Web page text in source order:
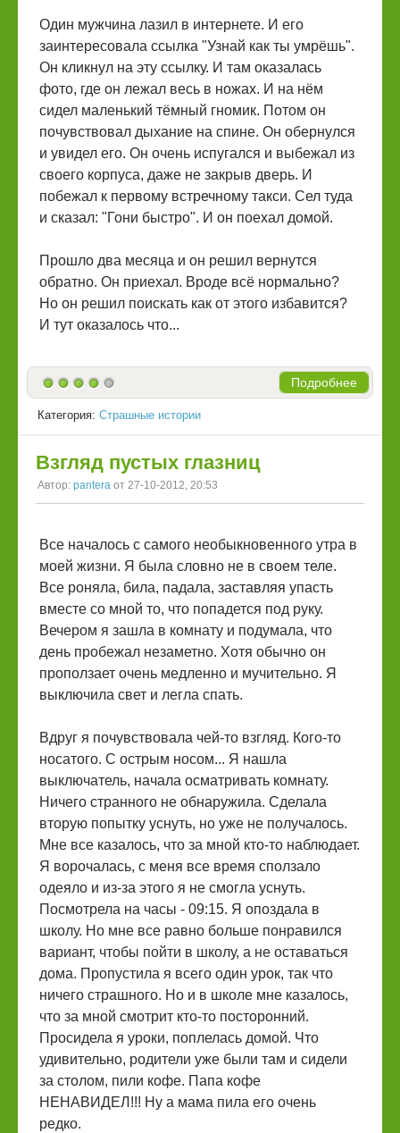
Один мужчина лазил в интернете. И его
заинтересовала ссылка "Узнай как ты умрёшь".
Он кликнул на эту ссылку. И там оказалась
фото, где он лежал весь в ножах. И на нём
сидел маленький тёмный гномик. Потом он
почувствовал дыхание на спине. Он обернулся
и увидел его. Он очень испугался и выбежал из
своего корпуса, даже не закрыв дверь. И
побежал к первому встречному такси. Сел туда
и сказал: "Гони быстро". И он поехал домой.
Прошло два месяца и он решил вернутся
обратно. Он приехал. Вроде всё нормально?
Но он решил поискать как от этого избавится?
И тут оказалось что...
Подробнее
Категория: Страшные истории
Взгляд пустых глазниц
Автор: pantera от 27-10-2012, 20:53
Все началось с самого необыкновенного утра в
моей жизни. Я была словно не в своем теле.
Все роняла, била, падала, заставляя упасть
вместе со мной то, что попадется под руку.
Вечером я зашла в комнату и подумала, что
день пробежал незаметно. Хотя обычно он
проползает очень медленно и мучительно. Я
выключила свет и легла спать.
Вдруг я почувствовала чей-то взгляд. Кого-то
носатого. С острым носом... Я нашла
выключатель, начала осматривать комнату.
Ничего странного не обнаружила. Сделала
вторую попытку уснуть, но уже не получалось.
Мне все казалось, что за мной кто-то наблюдает.
Я ворочалась, с меня все время сползало
одеяло и из-за этого я не смогла уснуть.
Посмотрела на часы - 09:15. Я опоздала в
школу. Но мне все равно больше понравился
вариант, чтобы пойти в школу, а не оставаться
дома. Пропустила я всего один урок, так что
ничего страшного. Но и в школе мне казалось,
что за мной смотрит кто-то посторонний.
Просидела я уроки, поплелась домой. Что
удивительно, родители уже были там и сидели
за столом, пили кофе. Папа кофе
НЕНАВИДЕЛ!!! Ну а мама пила его очень
редко.